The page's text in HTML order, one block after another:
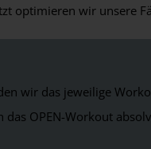
optimieren wir unsere
wir das jeweilige
OPEN-Workout